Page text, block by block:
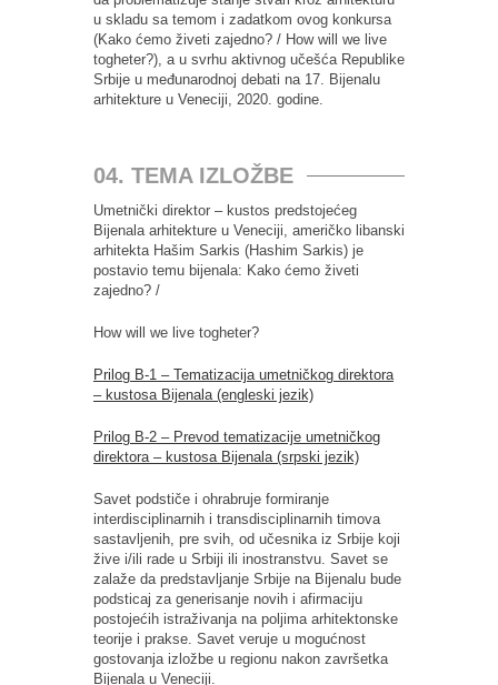
u skladu sa temom i zadatkom ovog konkursa
(Kako ćemo živeti zajedno? / How will we live
togheter?), a u svrhu aktivnog učešća Republike
Srbije u međunarodnoj debati na 17. Bijenalu
arhitekture u Veneciji, 2020. godine.
04. TEMA IZLOŽBE
Umetnički direktor – kustos predstojećeg
Bijenala arhitekture u Veneciji, američko libanski
arhitekta Hašim Sarkis (Hashim Sarkis) je
postavio temu bijenala: Kako ćemo živeti
zajedno? /
How will we live togheter?
Prilog B-1 – Tematizacija umetničkog direktora
– kustosa Bijenala (engleski jezik)
Prilog B-2 – Prevod tematizacije umetničkog
direktora – kustosa Bijenala (srpski jezik)
Savet podstiče i ohrabruje formiranje
interdisciplinarnih i transdisciplinarnih timova
sastavljenih, pre svih, od učesnika iz Srbije koji
žive i/ili rade u Srbiji ili inostranstvu. Savet se
zalaže da predstavljanje Srbije na Bijenalu bude
podsticaj za generisanje novih i afirmaciju
postojećih istraživanja na poljima arhitektonske
teorije i prakse. Savet veruje u mogućnost
gostovanja izložbe u regionu nakon završetka
Bijenala u Veneciji.